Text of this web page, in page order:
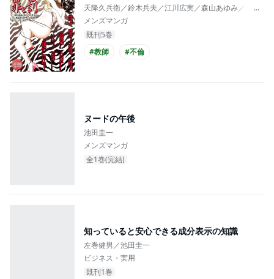
天降久兵衛／鈴木兵夫／江川広実／森山あゆみ／五十
...
メンズマンガ
既刊5巻
#教師
#不倫
ヌードの午後
池田圭一
メンズマンガ
全1巻(完結)
知っていると安心できる成分表示の知識
左巻健男／池田圭一
ビジネス・実用
既刊1巻